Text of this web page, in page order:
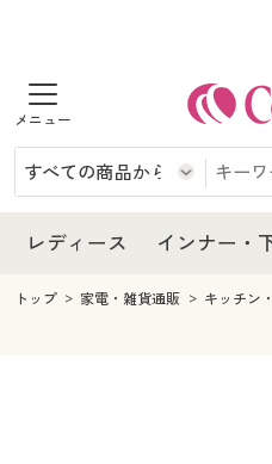
商品を探す
レディース
レディースファッション
インナー・下着
インナー・下着通販すべて
メンズ
レディース インナー・
レディース
レディース通販すべて
レディースファッション
インナー・下着
インナー・下着通販すべて
メンズ
トップ 家電・雑貨通販 キッチン